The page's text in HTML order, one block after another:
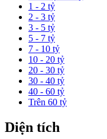
1 - 2 tỷ
2 - 3 tỷ
3 - 5 tỷ
5 - 7 tỷ
7 - 10 tỷ
10 - 20 tỷ
20 - 30 tỷ
30 - 40 tỷ
40 - 60 tỷ
Trên 60 tỷ
Diện tích